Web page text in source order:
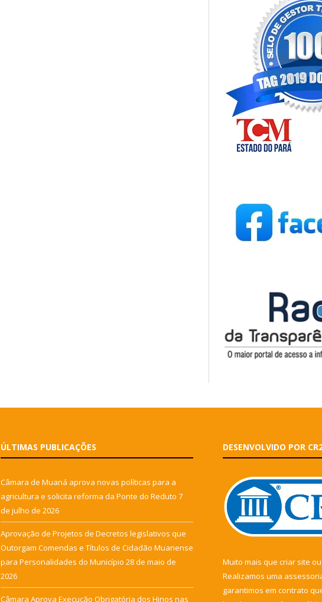
ÚLTIMAS PUBLICAÇÕES
Câmara de Muaná aprova novas políticas para a
agricultura e solicita reforma da Ponte do Reduto 7
de julho de 2026
Aprovação de Projetos de Decretos legislativos que
Outorgam Comendas e Títulos de Cidadão Muanense
para Personalidades do Município 28 de maio de
2026
Câmara Aprova Execução Obrigatória dos Hinos nas
DESENVOLVIDO POR
Muito mais que criar site ou
Realizamos uma
garantimos em contrato